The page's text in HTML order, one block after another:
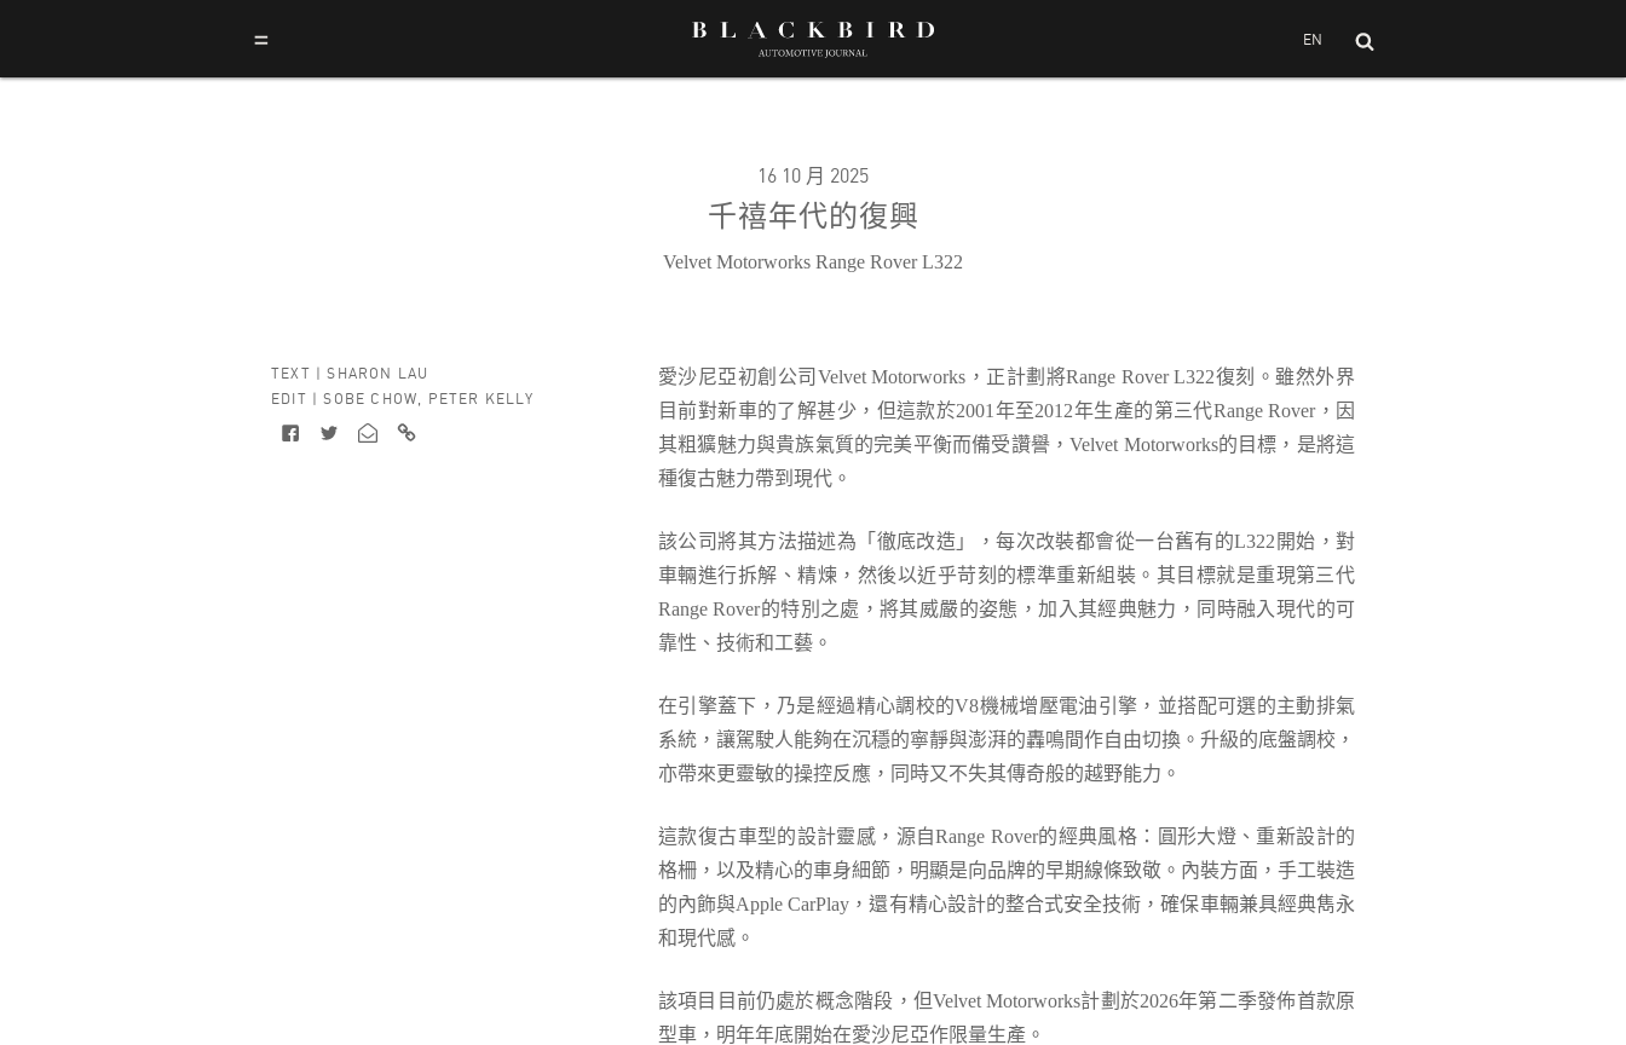
= EN
16 10 月 2025
千禧年代的復興
Velvet Motorworks Range Rover L322
TEXT |SHARON LAU
EDIT |SOBE CHOW, PETER KELLY
愛沙尼亞初創公司 Velvet Motorworks ，正計劃將Range Rover L322復刻。雖然外界
目前對新車的了解甚少，但這款於2001 年至2012年生產的第三代Range Rover，因
其粗獷魅力與貴族氣質的完美平衡而備受讚譽，Velvet Motorworks的目標，是將這
種復古魅力帶到現代。
該公司將其方法描述為「徹底改造」，每次改裝都會從一台舊有的L322 開始，對
車輛進行拆解、精煉，然後以近乎苛刻的標準重新組裝。其目標就是重現第三代
Range Rover的特別之處，將其威嚴的姿態，加入其經典魅力，同時融入現代的可
靠性、技術和工藝。
在引擎蓋下，乃是經過精心調校的V8機械增壓電油引擎，並搭配可選的主動排氣
系統，讓駕駛人能夠在沉穩的寧靜與澎湃的轟鳴間作自由切換。升級的底盤調校，
亦帶來更靈敏的操控反應，同時又不失其傳奇般的越野能力。
這款復古車型的設計靈感，源自Range Rover的經典風格：圓形大燈、重新設計的
格柵，以及精心的車身細節，明顯是向品牌的早期線條致敬。內裝方面，手工裝造
的內飾與Apple CarPlay ，還有精心設計的整合式安全技術，確保車輛兼具經典雋永
和現代感。
該項目目前仍處於概念階段，但Velvet Motorworks計劃於2026年第二季發佈首款原
型車，明年年底開始在愛沙尼亞作限量生產。